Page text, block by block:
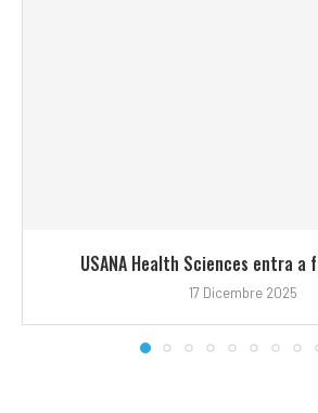
USANA Health Sciences entra
17 Dicembre 2025